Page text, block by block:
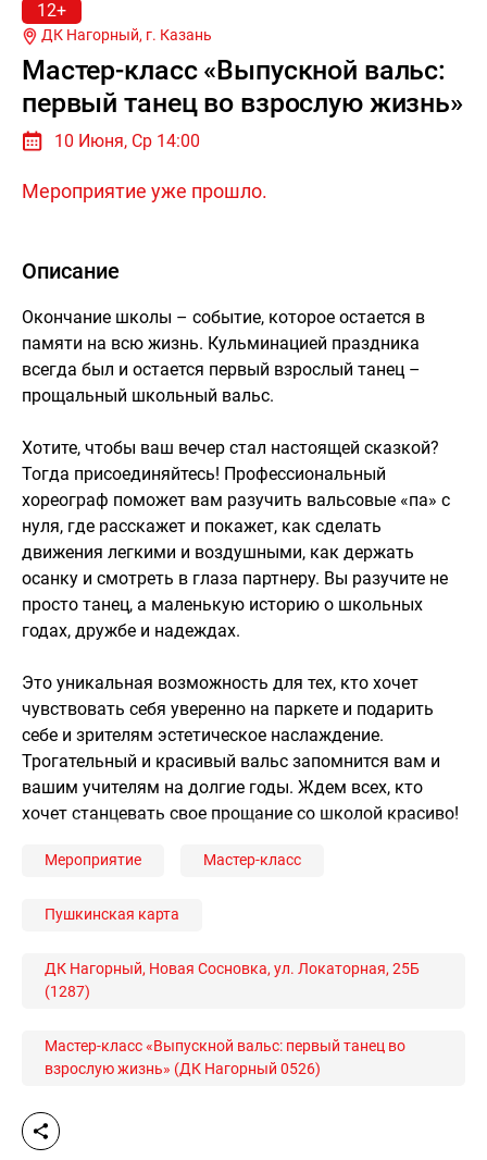
12+
ДК Нагорный, г. Казань
Мастер-класс «Выпускной вальс:
первый танец во взрослую жизнь»
10 Июня, Ср 14:00
Мероприятие уже прошло.
Описание
Окончание школы – событие, которое остается в
памяти на всю жизнь. Кульминацией праздника
всегда был и остается первый взрослый танец –
прощальный школьный вальс.
Хотите, чтобы ваш вечер стал настоящей сказкой?
Тогда присоединяйтесь! Профессиональный
хореограф поможет вам разучить вальсовые «па» с
нуля, где расскажет и покажет, как сделать
движения легкими и воздушными, как держать
осанку и смотреть в глаза партнеру. Вы разучите не
просто танец, а маленькую историю о школьных
годах, дружбе и надеждах.
Это уникальная возможность для тех, кто хочет
чувствовать себя уверенно на паркете и подарить
себе и зрителям эстетическое наслаждение.
Трогательный и красивый вальс запомнится вам и
вашим учителям на долгие годы. Ждем всех, кто
хочет станцевать свое прощание со школой красиво!
Мероприятие Мастер-класс
Пушкинская карта
ДК Нагорный, Новая Сосновка, ул. Локаторная, 25Б
(1287)
Мастер-класс «Выпускной вальс: первый танец во
взрослую жизнь» (ДК Нагорный 0526)